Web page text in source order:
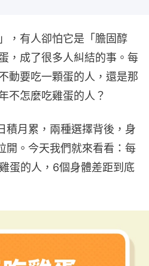
，有人卻怕它是「膽固醇
成了很多人糾結的事。每
動要吃一顆蛋的人，還是那
不怎麼吃雞蛋的人？
積月累，兩種選擇背後，身
開。今天我們就來看看：每
蛋的人，6個身體差距到底